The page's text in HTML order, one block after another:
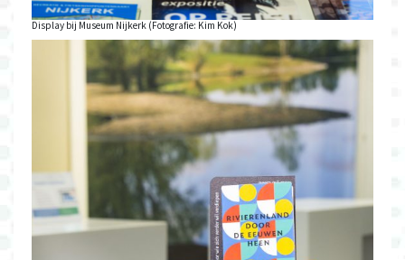
Display bij Museum Nijkerk (Fotografie: Kim Kok)